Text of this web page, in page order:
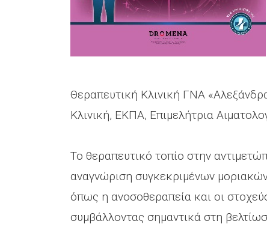
Θεραπευτική Κλινική ΓΝΑ
Κλινική, ΕΚΠΑ, Επιμελήτρια
Το θεραπευτικό τοπίο στην
αναγνώριση συγκεκριμένων
όπως η ανοσοθεραπεία και οι
συμβάλλοντας σημαντικά στη